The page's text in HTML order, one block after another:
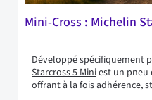
Mini‑Cross : Michelin
Développé spécifiquement
Starcross 5 Miniest un pneu
offrant à la fois adhérence,